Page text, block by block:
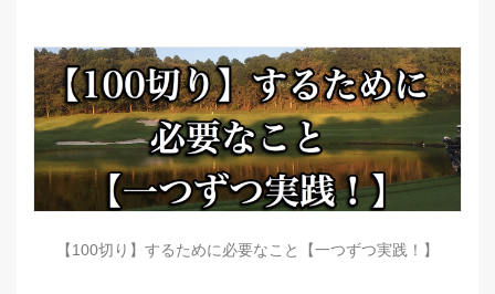
【100切り】するために必要なこと【一つずつ実践！】